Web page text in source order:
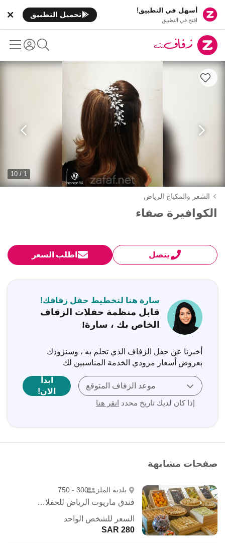
أسهل في التطبيق!
افتح في التطبيق
تحميل التطبيق
1 / 10
الشعر والمكياج الرياض
الكوافيرة صفاء
يتصل اطلب السعر
سارة هنا لتخطيط حفل زفافك!
قابل منظمة حفلات الزفاف
الخاص بك ، سارة!
أخبرنا عن حفل الزفاف الذي تحلم به ، وسنزودك
بعروض أسعار مزودي الخدمة المناسبين لك
موعد الزفاف المتوقع
إذا كان لديك تاريخ محدد انقر هنا
ابدأ
الان!
صفحات مشابهة
بلدية الملز 300 - 750
فندق ماريوت الرياض للحفلات الخارجية
السعر للشخص الواحد
280 SAR